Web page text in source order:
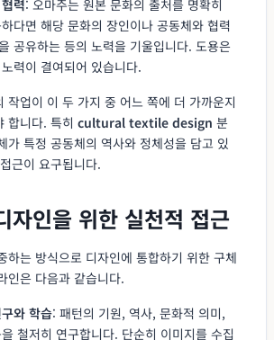
력: 오마주는 원본 문화의 출처를 명확히
다면 해당 문화의 장인이나 공동체와 협력
공유하는 등의 노력을 기울입니다. 도용은
력이 결여되어 있습니다.
작업이 이 두 가지 중 어느 쪽에 더 가까운지
합니다. 특히 cultural textile design 분
가 특정 공동체의 역사와 정체성을 담고 있
근이 요구됩니다.
자인을 위한 실천적 접근
하는 방식으로 디자인에 통합하기 위한 구체
인은 다음과 같습니다.
와 학습: 패턴의 기원, 역사, 문화적 의미,
철저히 연구합니다. 단순히 이미지를 수집